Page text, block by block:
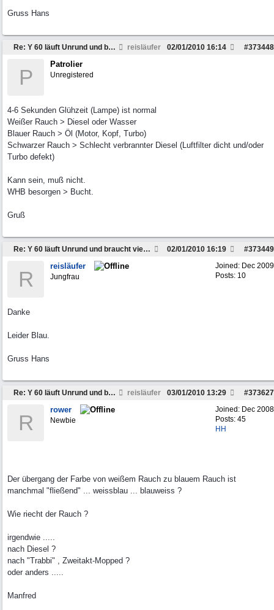
Gruss Hans
Re: Y 60 läuft Unrund und braucht viel Sprit reisläufer #373448
02/01/2010 16:14
P
Patrolier
Unregistered
4-6 Sekunden Glühzeit (Lampe) ist normal
Weißer Rauch > Diesel oder Wasser
Blauer Rauch > Öl (Motor, Kopf, Turbo)
Schwarzer Rauch > Schlecht verbrannter Diesel (Luftfilter dicht und/oder
Turbo defekt)
Kann sein, muß nicht.
WHB besorgen > Bucht.
Gruß
Re: Y 60 läuft Unrund und braucht viel Sprit #373449
02/01/2010 16:19
Joined: Dec 2009
Posts: 10
R
reisläufer
Jungfrau
Danke
Leider Blau.
Gruss Hans
Re: Y 60 läuft Unrund und braucht viel Sprit reisläufer #373627
03/01/2010 13:29
Joined: Dec 2008
Posts: 45
HH
R
rower
Newbie
Der übergang der Farbe von weißem Rauch zu blauem Rauch ist
manchmal "fließend" ... weissblau ... blauweiss ?
Wie riecht der Rauch ?
irgendwie .....
nach Diesel ?
nach "Trabbi" , Zweitakt-Mopped ?
oder anders .....
Manfred